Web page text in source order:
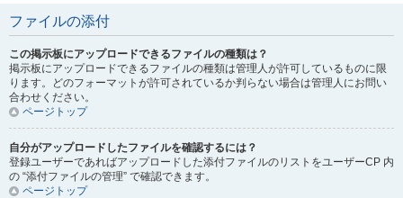
ファイルの添付
この掲示板にアップロードできるファイルの種類は？
掲示板にアップロードできるファイルの種類は管理人が許可しているものに限
ります。どのフォーマットが許可されているか判らない場合は管理人にお問い
合わせください。
ページトップ
自分がアップロードしたファイルを確認するには？
登録ユーザーであればアップロードした添付ファイルのリストをユーザーCP 内
の “添付ファイルの管理” で確認できます。
ページトップ